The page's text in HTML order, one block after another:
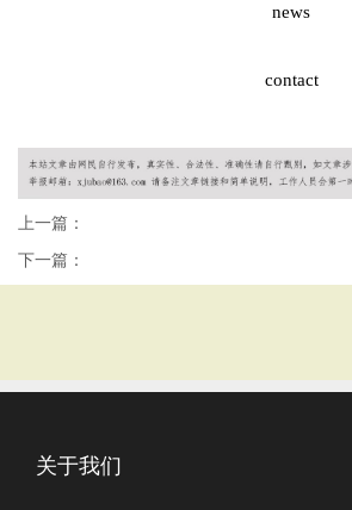
news
contact
上一篇：
下一篇：
关于我们